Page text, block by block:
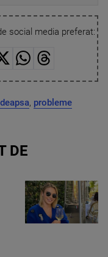
social media preferat:
, probleme
DE